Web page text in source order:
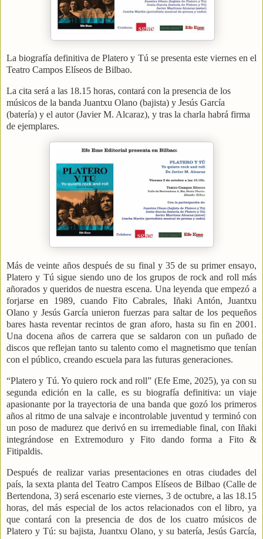
La biografía definitiva de Platero y Tú se presenta este viernes en el
Teatro Campos Elíseos de Bilbao.
La cita será a las 18.15 horas, contará con la presencia de los
músicos de la banda Juantxu Olano (bajista) y Jesús García
(batería) y el autor (Javier M. Alcaraz), y tras la charla habrá firma
de ejemplares.
Más de veinte años después de su final y 35 de su primer ensayo,
Platero y Tú sigue siendo uno de los grupos de rock and roll más
añorados y queridos de nuestra escena. Una leyenda que empezó a
forjarse en 1989, cuando Fito Cabrales, Iñaki Antón, Juantxu
Olano y Jesús García unieron fuerzas para saltar de los pequeños
bares hasta reventar recintos de gran aforo, hasta su fin en 2001.
Una docena años de carrera que se saldaron con un puñado de
discos que reflejan tanto su talento como el magnetismo que tenían
con el público, creando escuela para las futuras generaciones.
“Platero y Tú. Yo quiero rock and roll” (Efe Eme, 2025), ya con su
segunda edición en la calle, es su biografía definitiva: un viaje
apasionante por la trayectoria de una banda que gozó los primeros
años al ritmo de una salvaje e incontrolable juventud y terminó con
un poso de madurez que derivó en su irremediable final, con Iñaki
integrándose en Extremoduro y Fito dando forma a Fito &
Fitipaldis.
Después de realizar varias presentaciones en otras ciudades del
país, la sexta planta del Teatro Campos Elíseos de Bilbao (Calle de
Bertendona, 3) será escenario este viernes, 3 de octubre, a las 18.15
horas, del más especial de los actos relacionados con el libro, ya
que contará con la presencia de dos de los cuatro músicos de
Platero y Tú: su bajista, Juantxu Olano, y su batería, Jesús García,